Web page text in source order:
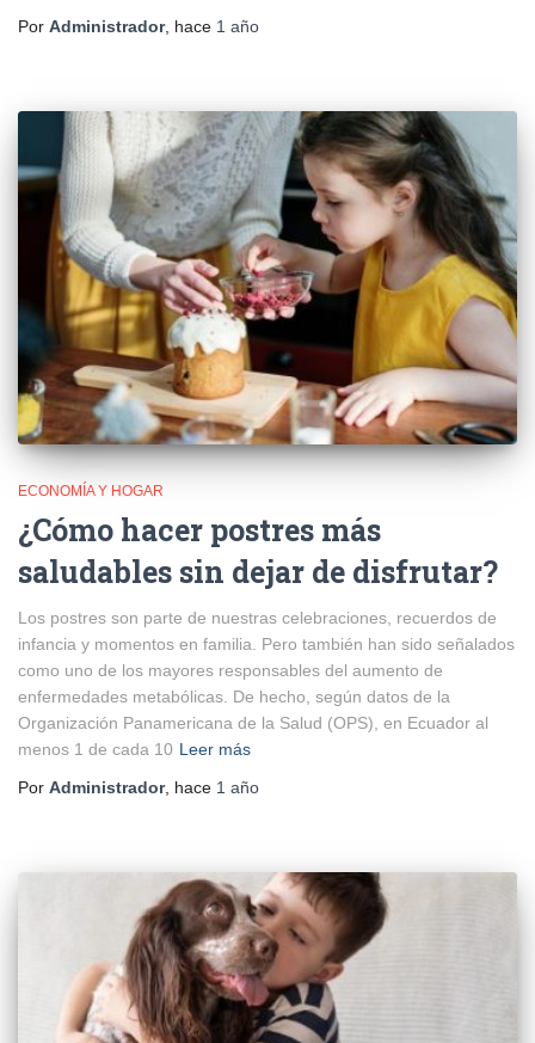
Por Administrador, hace 1 año
ECONOMÍA Y HOGAR
¿Cómo hacer postres más
saludables sin dejar de disfrutar?
Los postres son parte de nuestras celebraciones, recuerdos de
infancia y momentos en familia. Pero también han sido señalados
como uno de los mayores responsables del aumento de
enfermedades metabólicas. De hecho, según datos de la
Organización Panamericana de la Salud (OPS), en Ecuador al
menos 1 de cada 10 Leer más
Por Administrador, hace 1 año